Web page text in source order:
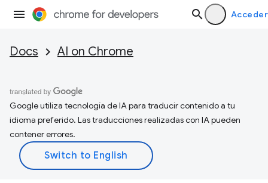
Acceder
Docs AI on Chrome
Google utiliza tecnología de IA para traducir contenido a tu
idioma preferido. Las traducciones realizadas con IA pueden
contener errores.